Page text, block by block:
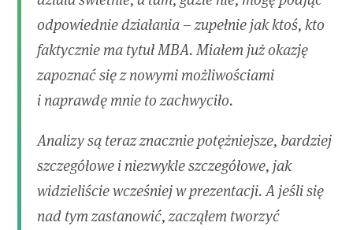
odpowiednie działania – zupełnie jak ktoś, kto
faktycznie ma tytuł MBA. Miałem już okazję
zapoznać się z nowymi możliwościami
i naprawdę mnie to zachwyciło.
Analizy są teraz znacznie potężniejsze, bardziej
szczegółowe i niezwykle szczegółowe, jak
widzieliście wcześniej w prezentacji. A jeśli się
nad tym zastanowić, zacząłem tworzyć